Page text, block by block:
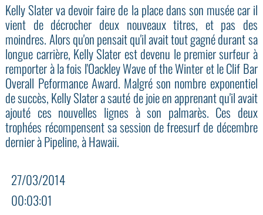
Kelly Slater va devoir faire de la place dans son musée car il
vient de décrocher deux nouveaux titres, et pas des
moindres. Alors qu'on pensait qu'il avait tout gagné durant sa
longue carrière, Kelly Slater est devenu le premier surfeur à
remporter à la fois l'Oackley Wave of the Winter et le Clif Bar
Overall Peformance Award. Malgré son nombre exponentiel
de succès, Kelly Slater a sauté de joie en apprenant qu'il avait
ajouté ces nouvelles lignes à son palmarès. Ces deux
trophées récompensent sa session de freesurf de décembre
dernier à Pipeline, à Hawaii.
27/03/2014
00:03:01